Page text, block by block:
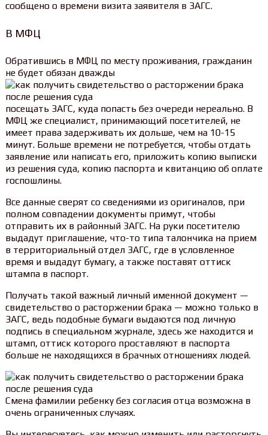
сообщено о времени визита заявителя в ЗАГС.
В МФЦ
Обратившись в МФЦ по месту проживания, гражданин
не будет обязан дважды
посещать ЗАГС, куда попасть без очереди нереально. В
МФЦ же специалист, принимающий посетителей, не
имеет права задерживать их дольше, чем на 10-15
минут. Больше времени не потребуется, чтобы отдать
заявление или написать его, приложить копию выписки
из решения суда, копию паспорта и квитанцию об оплате
госпошлины.
Все данные сверят со сведениями из оригиналов, при
полном совпадении документы примут, чтобы
отправить их в районный ЗАГС. На руки посетителю
выдадут приглашение, что-то типа талончика на прием
в территориальный отдел ЗАГС, где в условленное
время и выдадут бумагу, а также поставят оттиск
штампа в паспорт.
Получать такой важный личный именной документ —
свидетельство о расторжении брака — можно только в
ЗАГС, ведь подобные бумаги выдаются под личную
подпись в специальном журнале, здесь же находится и
штамп, оттиск которого проставляют в паспорта
больше не находящихся в брачных отношениях людей.
Смена фамилии ребенку без согласия отца возможна в
очень ограниченных случаях.